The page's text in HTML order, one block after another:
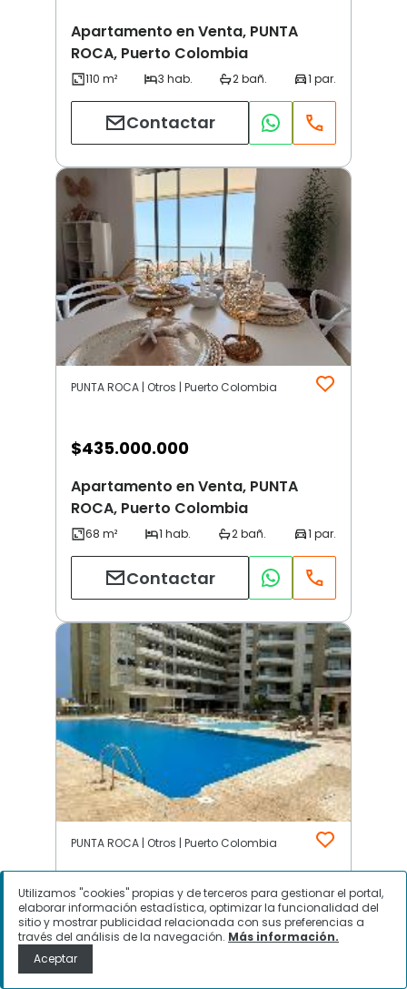
Apartamento en Venta, PUNTA
ROCA, Puerto Colombia
Contactar
PUNTA ROCA | Otros | Puerto Colombia
$435.000.000
Apartamento en Venta, PUNTA
ROCA, Puerto Colombia
Contactar
PUNTA ROCA | Otros | Puerto Colombia
$580.000.000
Apartamento en Venta, PUNTA
ROCA, Puerto Colombia
Utilizamos "cookies" propias y de terceros para gestionar el portal,
elaborar información estadística, optimizar la funcionalidad del
sitio y mostrar publicidad relacionada con sus preferencias a
través del análisis de la navegación. Más información.
Aceptar